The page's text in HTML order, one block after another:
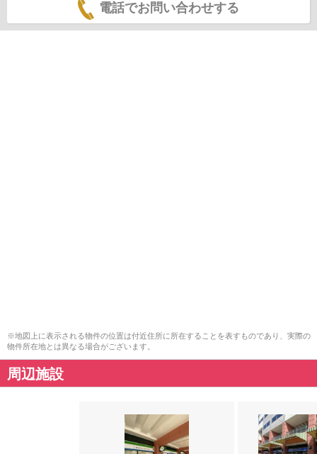
電話でお問い合わせする
※地図上に表示される物件の位置は付近住所に所在することを表すものであり、実際の
物件所在地とは異なる場合がございます。
周辺施設